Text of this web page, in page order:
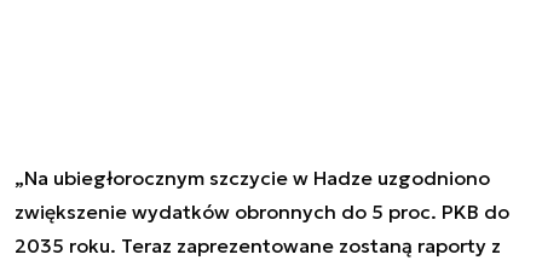
„Na ubiegłorocznym szczycie w Hadze uzgodniono
zwiększenie wydatków obronnych do 5 proc. PKB do
2035 roku. Teraz zaprezentowane zostaną raporty z